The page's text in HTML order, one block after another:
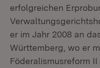
erfolgreichen
er im Jahr 2008 an
Württemberg, wo er
Föderalismusreform